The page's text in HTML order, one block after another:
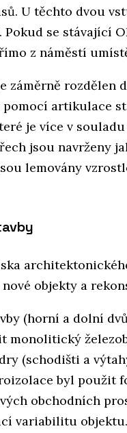
U těchto dvou
se stávající
z náměstí
záměrně rozdělen
artikulace
je více v
jsou navrženy
lemovány
objekty a
(horní a dolní
monolitický
(schodišti a
byl použit
obchodních
variabilitu